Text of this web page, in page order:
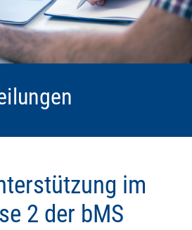
im
2 der bMS